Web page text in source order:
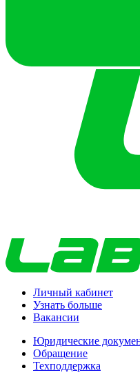
Личный кабинет
Узнать больше
Вакансии
Юридические
Обращение
Техподдержка